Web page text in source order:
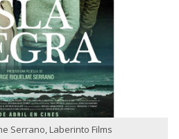
Serrano, Laberinto Films